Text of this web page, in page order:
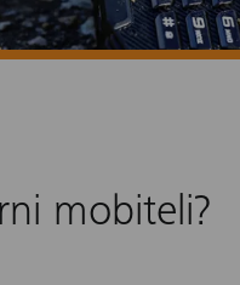
mobiteli?